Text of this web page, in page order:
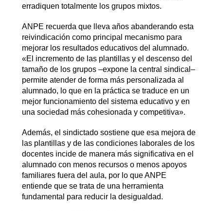
erradiquen totalmente los grupos mixtos.
ANPE recuerda que lleva años abanderando esta
reivindicación como principal mecanismo para
mejorar los resultados educativos del alumnado.
«El incremento de las plantillas y el descenso del
tamaño de los grupos –expone la central sindical–
permite atender de forma más personalizada al
alumnado, lo que en la práctica se traduce en un
mejor funcionamiento del sistema educativo y en
una sociedad más cohesionada y competitiva».
Además, el sindictado sostiene que esa mejora de
las plantillas y de las condiciones laborales de los
docentes incide de manera más significativa en el
alumnado con menos recursos o menos apoyos
familiares fuera del aula, por lo que ANPE
entiende que se trata de una herramienta
fundamental para reducir la desigualdad.